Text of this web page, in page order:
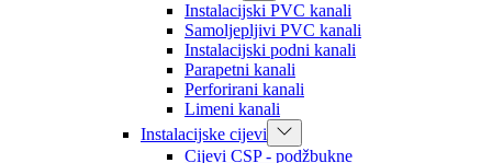
Instalacijski PVC kanali
Samoljepljivi PVC kanali
Instalacijski podni kanali
Parapetni kanali
Perforirani kanali
Limeni kanali
Instalacijske cijevi
Cijevi CSP - podžbukne